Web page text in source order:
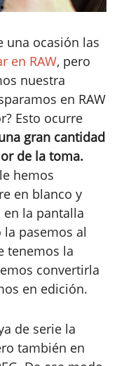
una ocasión las
en RAW, pero
nuestra
en RAW
Esto ocurre
gran cantidad
de la toma.
hemos
en blanco y
en la pantalla
la pasemos al
tenemos la
convertirla
en edición.
de serie la
también en